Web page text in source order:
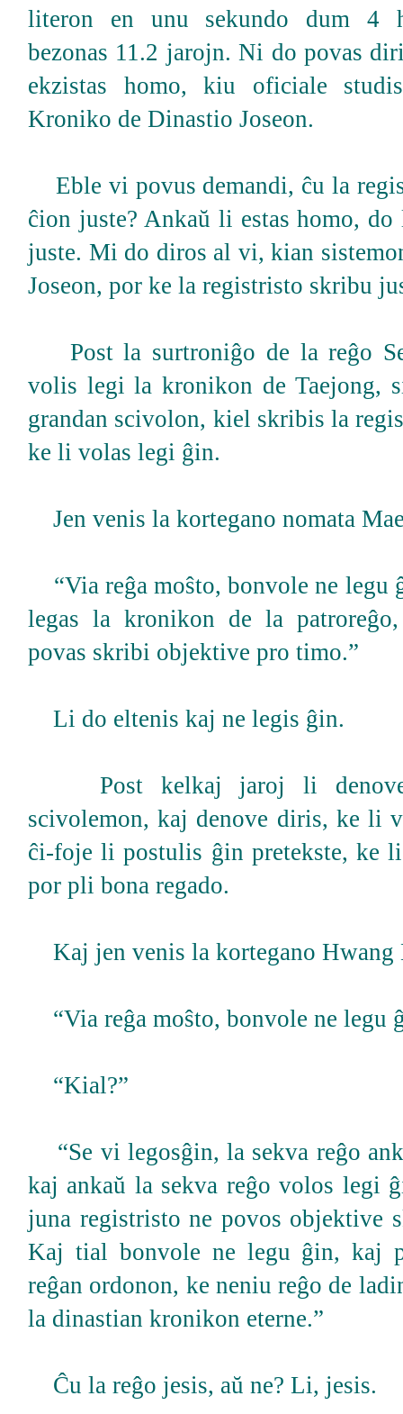
literon en unu sekundo dum 4
bezonas 11.2 jarojn. Ni do povas
ekzistas homo, kiu oficiale
Kroniko de Dinastio Joseon.
Eble vi povus demandi, ĉu la
ĉion juste? Ankaŭ li estas homo,
juste. Mi do diros al vi, kian
Joseon, por ke la registristo skribu
Post la surtroniĝo de la reĝo
volis legi la kronikon de Taejong,
grandan scivolon, kiel skribis la
ke li volas legi ĝin.
Jen venis la kortegano nomata
“Via reĝa moŝto, bonvole ne legu
legas la kronikon de la
povas skribi objektive pro timo.”
Li do eltenis kaj ne legis ĝin.
Post kelkaj jaroj li denove
scivolemon, kaj denove diris, ke li
ĉi-foje li postulis ĝin pretekste, ke
por pli bona regado.
Kaj jen venis la kortegano Hwang
“Via reĝa moŝto, bonvole ne legu
“Kial?”
“Se vi legosĝin, la sekva reĝo
kaj ankaŭ la sekva reĝo volos legi
juna registristo ne povos objektive
Kaj tial bonvole ne legu ĝin, kaj
reĝan ordonon, ke neniu reĝo de
la dinastian kronikon eterne.”
Ĉu la reĝo jesis, aŭ ne? Li, jesis.